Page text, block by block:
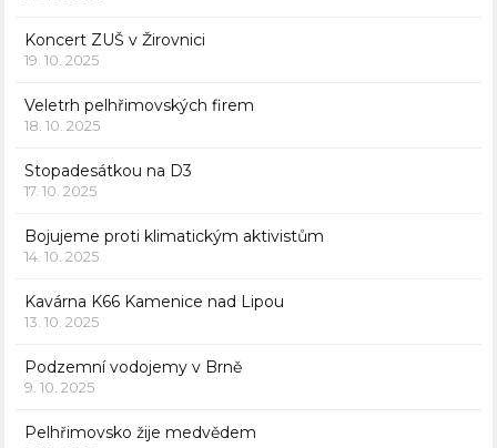
Koncert ZUŠ v Žirovnici
19. 10. 2025
Veletrh pelhřimovských firem
18. 10. 2025
Stopadesátkou na D3
17. 10. 2025
Bojujeme proti klimatickým aktivistům
14. 10. 2025
Kavárna K66 Kamenice nad Lipou
13. 10. 2025
Podzemní vodojemy v Brně
9. 10. 2025
Pelhřimovsko žije medvědem